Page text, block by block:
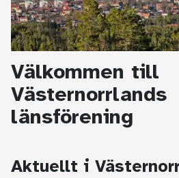
Välkommen till
Västernorrlands
länsförening
Aktuellt i